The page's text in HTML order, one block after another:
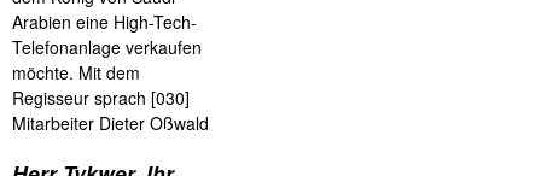
Arabien eine High-Tech-
Telefonanlage verkaufen
möchte. Mit dem
Regisseur sprach [030]
Mitarbeiter Dieter Oßwald